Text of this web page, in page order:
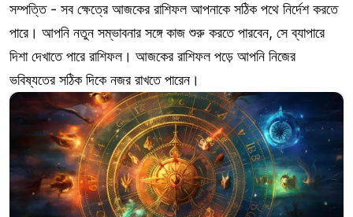
সম্পত্তি - সব ক্ষেত্রে আজকের রাশিফল আপনাকে সঠিক পথে নির্দেশ করতে
পারে। আপনি নতুন সম্ভাবনার সঙ্গে কাজ শুরু করতে পারবেন, সে ব্যাপারে
দিশা দেখাতে পারে রাশিফল। আজকের রাশিফল পড়ে আপনি নিজের
ভবিষ্যতের সঠিক দিকে নজর রাখতে পারেন।